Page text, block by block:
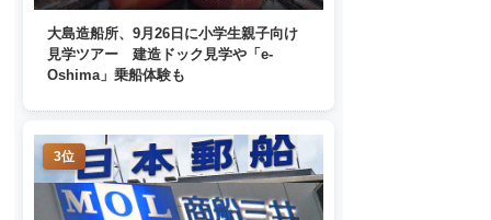
大島造船所、9月26日に小学生親子向け
見学ツアー 建造ドック見学や「e-
Oshima」乗船体験も
3位